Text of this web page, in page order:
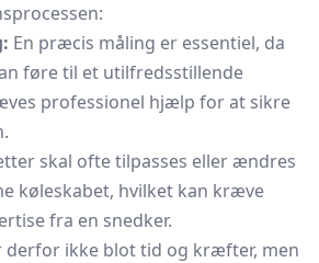
En præcis måling er essentiel, da
føre til et utilfredsstillende
professionel hjælp for at sikre
skal ofte tilpasses eller ændres
køleskabet, hvilket kan kræve
fra en snedker.
ikke blot tid og kræfter, men